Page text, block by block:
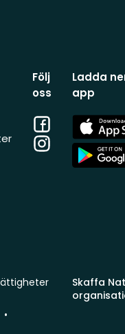
Följ
oss
Facebook
Instagram
Ladda
app
App
Store
App
Store
Skaffa